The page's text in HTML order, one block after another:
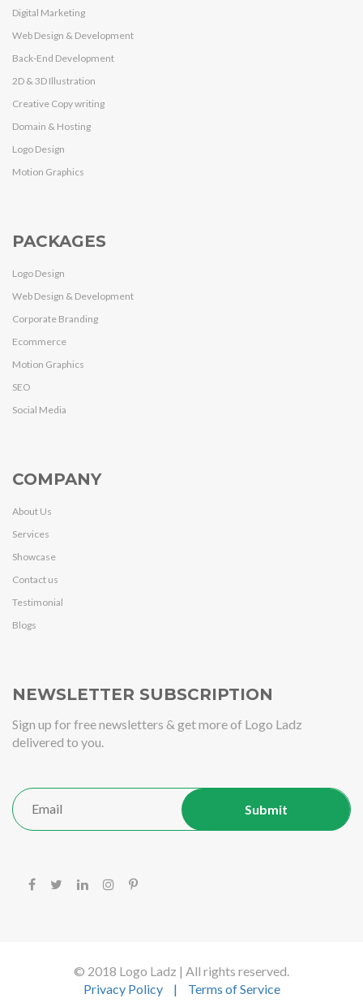
Digital Marketing
Web Design & Development
Back-End Development
2D & 3D Illustration
Creative Copy writing
Domain & Hosting
Logo Design
Motion Graphics
PACKAGES
Logo Design
Web Design & Development
Corporate Branding
Ecommerce
Motion Graphics
SEO
Social Media
COMPANY
About Us
Services
Showcase
Contact us
Testimonial
Blogs
NEWSLETTER SUBSCRIPTION
Sign up for free newsletters & get more of Logo Ladz
delivered to you.
© 2018 Logo Ladz | All rights reserved.
Privacy Policy
| Terms of Service